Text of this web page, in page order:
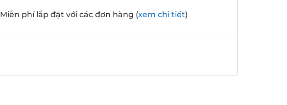
Miễn phí lắp đặt với các đơn hàng (xem chi tiết)